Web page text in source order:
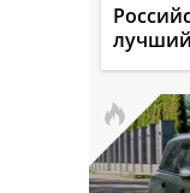
лучший